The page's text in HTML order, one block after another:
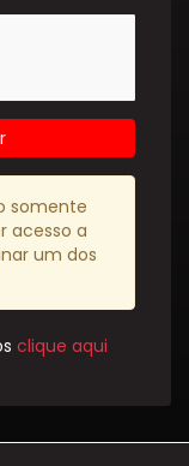
somente
acesso a
um dos
clique aqui